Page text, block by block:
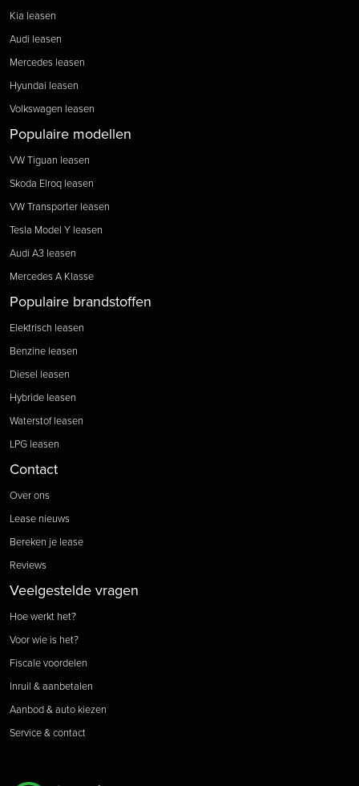
Kia leasen
Audi leasen
Mercedes leasen
Hyundai leasen
Volkswagen leasen
Populaire modellen
VW Tiguan leasen
Skoda Elroq leasen
VW Transporter leasen
Tesla Model Y leasen
Audi A3 leasen
Mercedes A Klasse
Populaire brandstoffen
Elektrisch leasen
Benzine leasen
Diesel leasen
Hybride leasen
Waterstof leasen
LPG leasen
Contact
Over ons
Lease nieuws
Bereken je lease
Reviews
Veelgestelde vragen
Hoe werkt het?
Voor wie is het?
Fiscale voordelen
Inruil & aanbetalen
Aanbod & auto kiezen
Service & contact